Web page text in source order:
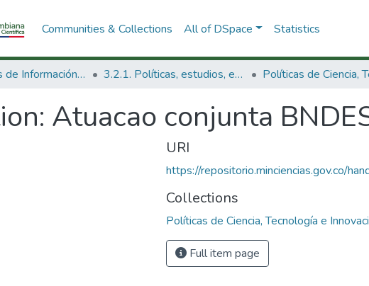
Communities & Collections All of DSpace Statistics
3. Recursos de Información Científica y Tecnológica 3.2.1. Políticas, estudios, evaluaciones e indicadores de CTeI
Atuacao conjunta
URI
https://repositorio.minciencias.gov.co/
Collections
Políticas de Ciencia, Tecnología e
Full item page